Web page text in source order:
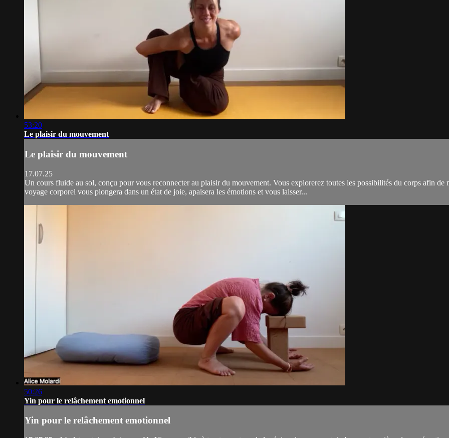
53:20
Le plaisir du mouvement
Le plaisir du mouvement
17.07.25
Un cours fluide au sol, conçu pour vous reconnecter au plaisir du mouvement. Vous explorerez toutes les possibilités du corps afin
voyage corporel vous plongera dans un état de joie, apaisera les émotions et vous laisser...
50:26
Yin pour le relâchement emotionnel
Yin pour le relâchement emotionnel